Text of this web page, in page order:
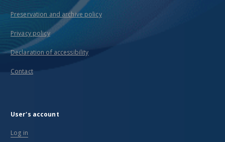
Preservation and archive policy
Privacy policy
Declaration of accessibility
Contact
User's account
Log in